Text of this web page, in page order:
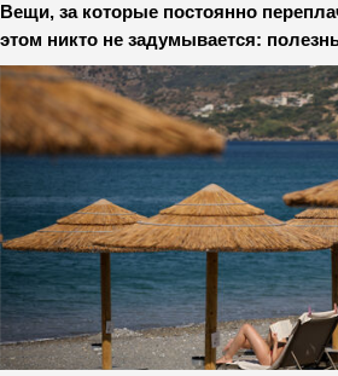
Вещи, за которые постоянно
этом никто не задумывается: